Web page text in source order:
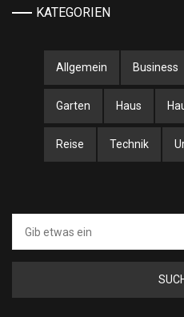
KATEGORIEN
Allgemein Business
Garten Haus
Reise Technik
Suche
nach: